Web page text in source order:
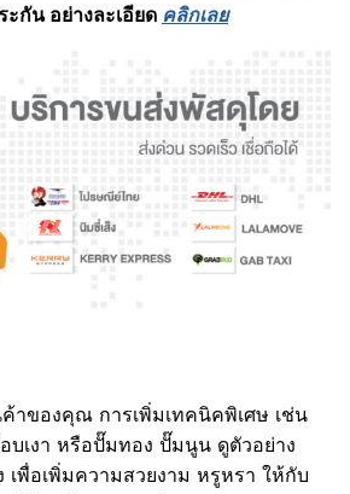
กัน อย่างละเอียด คลิกเลย
าของคุณ การเพิ่มเทคนิคพิเศษ เช่น
บเงา หรือปั๊มทอง ปั๊มนูน ดูตัวอย่าง
พื่อเพิ่มความสวยงาม หรูหรา ให้กับ